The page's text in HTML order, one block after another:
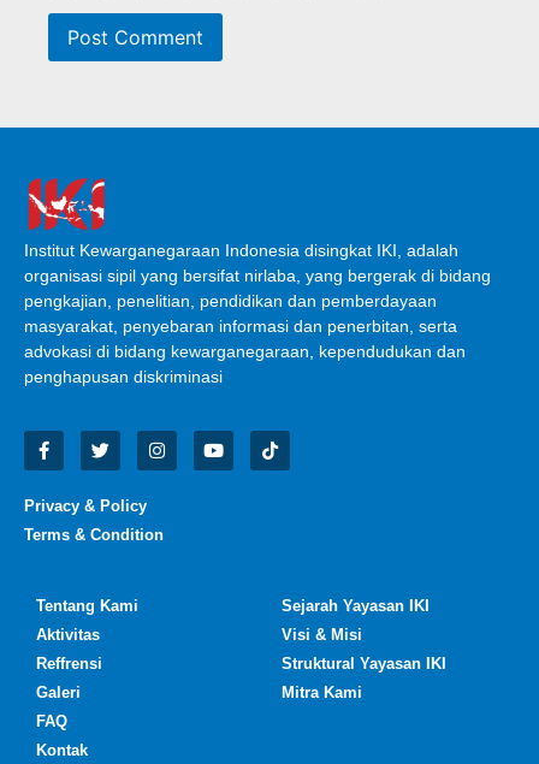
Institut Kewarganegaraan Indonesia disingkat IKI, adalah
organisasi sipil yang bersifat nirlaba, yang bergerak di bidang
pengkajian, penelitian, pendidikan dan pemberdayaan
masyarakat, penyebaran informasi dan penerbitan, serta
advokasi di bidang kewarganegaraan, kependudukan dan
penghapusan diskriminasi
Privacy & Policy
Terms & Condition
Tentang Kami
Aktivitas
Reffrensi
Galeri
FAQ
Kontak
Sejarah Yayasan IKI
Visi & Misi
Struktural Yayasan IKI
Mitra Kami